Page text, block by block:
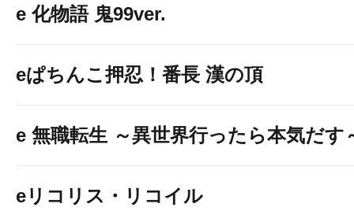
e 化物語 鬼99ver.
eぱちんこ押忍！番長 漢の頂
e 無職転生 ～異世界行ったら本気だす
eリコリス・リコイル